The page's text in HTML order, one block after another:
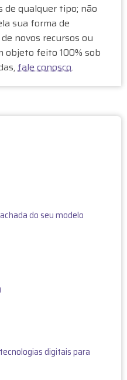
de qualquer tipo; não
sua forma de
novos recursos ou
objeto feito 100% sob
fale conosco.
do seu modelo
digitais para